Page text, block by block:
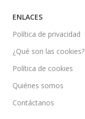
ENLACES
Política de privacidad
¿Qué son las cookies?
Política de cookies
Quiénes somos
Contáctanos